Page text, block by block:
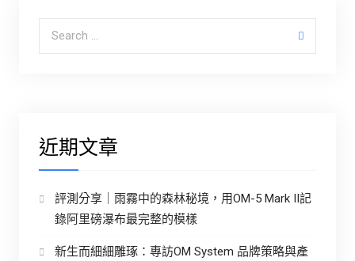
Search for:
近期文章
評測分享｜雨霧中的森林秘境，用OM-5 Mark II記
錄阿里磅瀑布最完整的模樣
新生而細細雕琢：專訪OM System 品牌策略與產